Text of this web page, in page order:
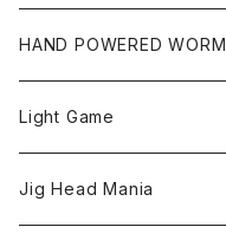
HAND POWERED WORM
Light Game
LightGame Worm
Jig Head Mania